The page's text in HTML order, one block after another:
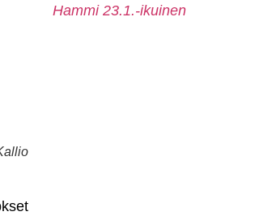
Hammi 23.1.-ikuinen